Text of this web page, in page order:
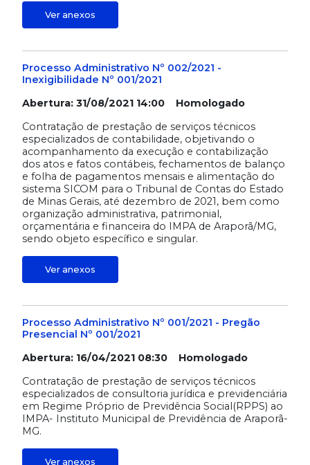
Ver anexos
Processo Administrativo Nº 002/2021 -
Inexigibilidade Nº 001/2021
Abertura: 31/08/2021 14:00 Homologado
Contratação de prestação de serviços técnicos
especializados de contabilidade, objetivando o
acompanhamento da execução e contabilização
dos atos e fatos contábeis, fechamentos de balanço
e folha de pagamentos mensais e alimentação do
sistema SICOM para o Tribunal de Contas do Estado
de Minas Gerais, até dezembro de 2021, bem como
organização administrativa, patrimonial,
orçamentária e financeira do IMPA de Araporã/MG,
sendo objeto específico e singular.
Ver anexos
Processo Administrativo Nº 001/2021 - Pregão
Presencial Nº 001/2021
Abertura: 16/04/2021 08:30 Homologado
Contratação de prestação de serviços técnicos
especializados de consultoria jurídica e previdenciária
em Regime Próprio de Previdência Social(RPPS) ao
IMPA- Instituto Municipal de Previdência de Araporã-
MG.
Ver anexos